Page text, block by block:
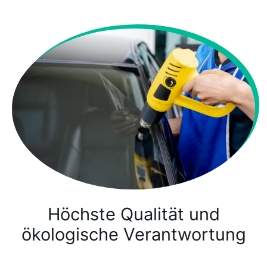
Höchste Qualität und
ökologische Verantwortung